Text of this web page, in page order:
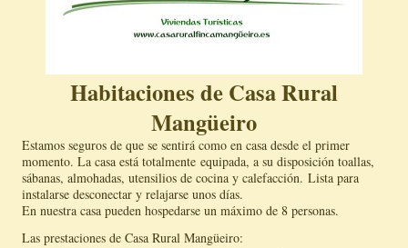
Habitaciones de Casa Rural
Mangüeiro
Estamos seguros de que se sentirá como en casa desde el primer
momento. La casa está totalmente equipada, a su disposición toallas,
sábanas, almohadas, utensilios de cocina y calefacción. Lista para
instalarse desconectar y relajarse unos días.
En nuestra casa pueden hospedarse un máximo de 8 personas.
Las prestaciones de Casa Rural Mangüeiro: